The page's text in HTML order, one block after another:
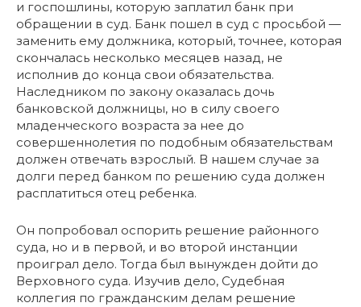
и госпошлины, которую заплатил банк при
обращении в суд. Банк пошел в суд с просьбой —
заменить ему должника, который, точнее, которая
скончалась несколько месяцев назад, не
исполнив до конца свои обязательства.
Наследником по закону оказалась дочь
банковской должницы, но в силу своего
младенческого возраста за нее до
совершеннолетия по подобным обязательствам
должен отвечать взрослый. В нашем случае за
долги перед банком по решению суда должен
расплатиться отец ребенка.
Он попробовал оспорить решение районного
суда, но и в первой, и во второй инстанции
проиграл дело. Тогда был вынужден дойти до
Верховного суда. Изучив дело, Судебная
коллегия по гражданским делам решение